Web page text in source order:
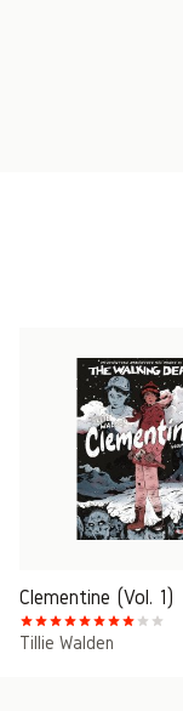
Clementine (Vol. 1)
Tillie Walden